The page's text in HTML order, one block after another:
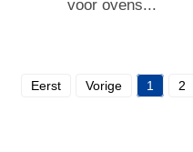
voor ovens...
Eerst Vorige 1 2